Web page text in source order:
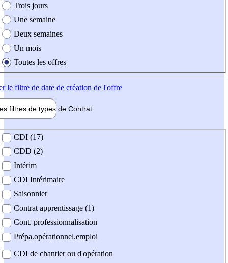
Trois jours
Une semaine
Deux semaines
Un mois
Toutes les offres
le filtre de date de création de l'offre
filtres de types de Contrat
contrat
CDI (17)
CDD (2)
Intérim
CDI Intérimaire
Saisonnier
Contrat apprentissage (1)
Cont. professionnalisation
Prépa.opérationnel.emploi
CDI de chantier ou d'opération